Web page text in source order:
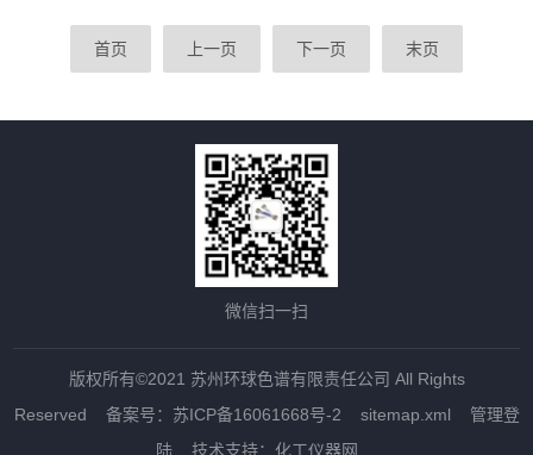
首页 上一页 下一页 末页
微信扫一扫
版权所有©2021 苏州环球色谱有限责任公司 All Rights
Reserved 备案号：苏ICP备16061668号-2 sitemap.xml
管理登
陆 技术支持： 化工仪器网